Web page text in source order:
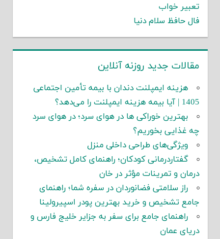
تعبیر خواب
فال حافظ سلام دنیا
مقالات جدید روزنه آنلاین
هزینه ایمپلنت دندان با بیمه تأمین اجتماعی
1405 | آیا بیمه هزینه ایمپلنت را می‌دهد؟
بهترین خوراکی ها در هوای سرد؛ در هوای سرد
چه غذایی بخوریم؟
ویژگی‌های طراحی داخلی منزل
گفتاردرمانی کودکان؛ راهنمای کامل تشخیص،
درمان و تمرینات مؤثر در خان
راز سلامتی فضانوردان در سفره شما؛ راهنمای
جامع تشخیص و خرید بهترین پودر اسپیرولینا
راهنمای جامع برای سفر به جزایر خلیج فارس و
دریای عمان